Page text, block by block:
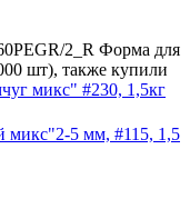
2_R Форма для
шт), также купили
микс" #230, 1,5кг
микс"2-5 мм, #115, 1,5